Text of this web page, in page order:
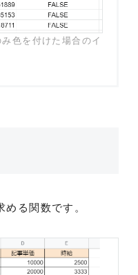
色を付けた場合のイ
る関数です。